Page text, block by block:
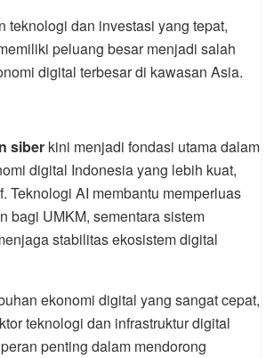
teknologi dan investasi yang tepat,
peluang besar menjadi salah
digital terbesar di kawasan Asia.
siber kini menjadi fondasi utama dalam
digital Indonesia yang lebih kuat,
Teknologi AI membantu memperluas
bagi UMKM, sementara sistem
stabilitas ekosistem digital
ekonomi digital yang sangat cepat,
teknologi dan infrastruktur digital
penting dalam mendorong